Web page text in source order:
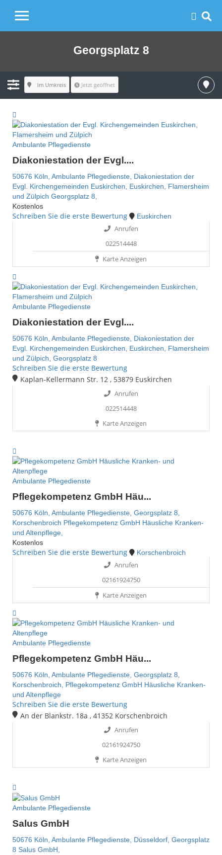
Georgsplatz 8
Im Umkreis Jetzt geöffnet
Ambulante Pflegedienste
Diakoniestation der Evgl....
50676 Köln, Ambulante Pflegedienste, Diakoniestation der
Evgl. Kirchengemeinden Euskirchen, Euskirchen, Flamersheim
und Zülpich Georgsplatz 8,
Kostenlos
Schreiben Sie die erste Bewertung Euskirchen
Anrufen
022514448
Karte Anzeigen
Ambulante Pflegedienste
Diakoniestation der Evgl....
50676 Köln, Ambulante Pflegedienste, Diakoniestation der
Evgl. Kirchengemeinden Euskirchen, Euskirchen, Flamersheim
und Zülpich, Georgsplatz 8
Schreiben Sie die erste Bewertung
Kaplan-Kellermann Str. 12 , 53879 Euskirchen
Anrufen
022514448
Karte Anzeigen
Ambulante Pflegedienste
Pflegekompetenz GmbH Häu...
50676 Köln, Ambulante Pflegedienste, Georgsplatz 8,
Korschenbroich Pflegekompetenz GmbH Häusliche Kranken-
und Altenpflege,
Kostenlos
Schreiben Sie die erste Bewertung Korschenbroich
Anrufen
02161924750
Karte Anzeigen
Ambulante Pflegedienste
Pflegekompetenz GmbH Häu...
50676 Köln, Ambulante Pflegedienste, Georgsplatz 8,
Korschenbroich, Pflegekompetenz GmbH Häusliche Kranken-
und Altenpflege
Schreiben Sie die erste Bewertung
An der Blankstr. 18a , 41352 Korschenbroich
Anrufen
02161924750
Karte Anzeigen
Ambulante Pflegedienste
Salus GmbH
50676 Köln, Ambulante Pflegedienste, Düsseldorf, Georgsplatz
8 Salus GmbH,